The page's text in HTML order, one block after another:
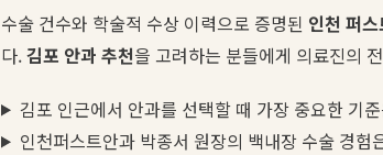
수술 건수와 학술적 수상 이력으로 증명된 인천 퍼
다.김포 안과 추천을 고려하는 분들에게 의료진의
김포 인근에서 안과를 선택할 때 가장 중요한 기
인천퍼스트안과 박종서 원장의 백내장 수술 경험